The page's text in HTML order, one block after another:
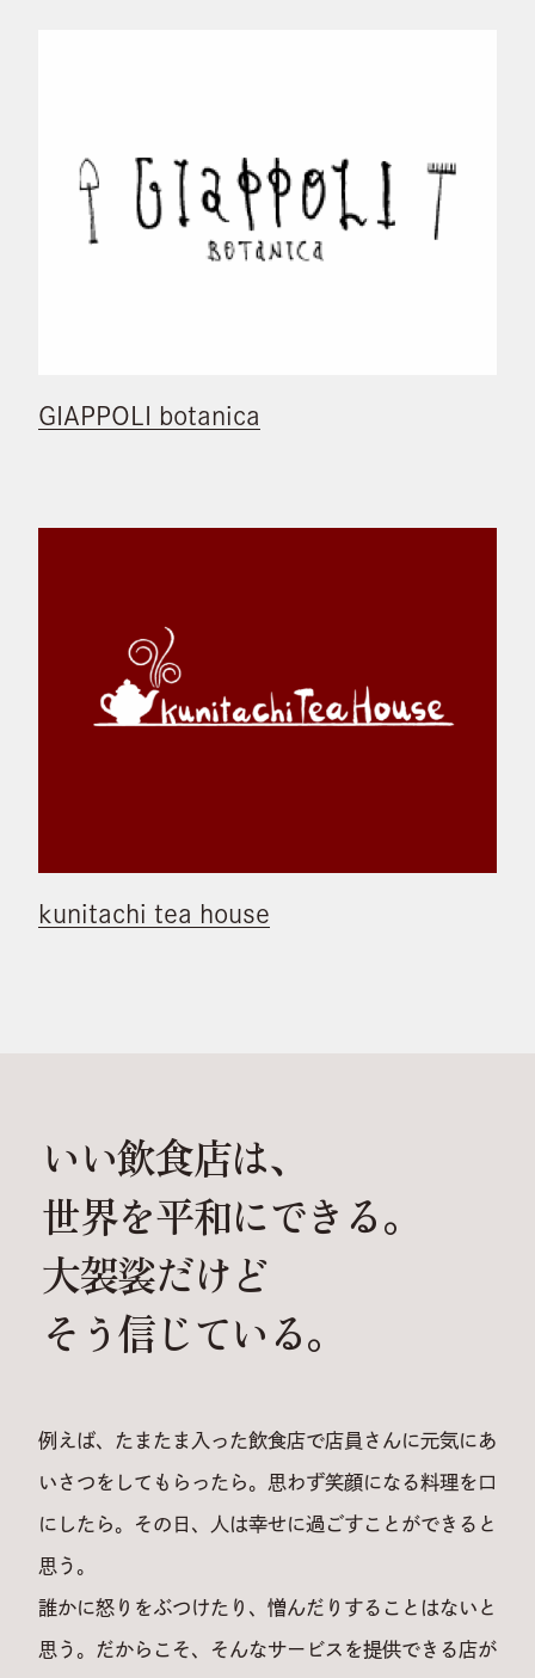
GIAPPOLI botanica
kunitachi tea house
いい飲食店は、
世界を平和にできる。
大袈裟だけど
そう信じている。
例えば、たまたま入った飲食店で店員さんに元気にあ
いさつをしてもらったら。 思わず笑顔になる料理を口
にしたら。 その日、人は幸せに過ごすことができると
思う。
誰かに怒りをぶつけたり、憎んだりすることはないと
思う。 だからこそ、そんなサービスを提供できる店が